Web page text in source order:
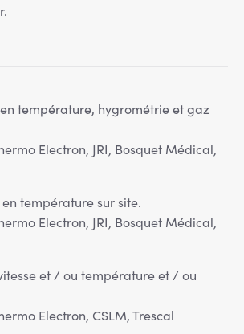
température, hygrométrie et gaz
Electron, JRI, Bosquet Médical,
température sur site.
Electron, JRI, Bosquet Médical,
et / ou température et / ou
Electron, CSLM, Trescal